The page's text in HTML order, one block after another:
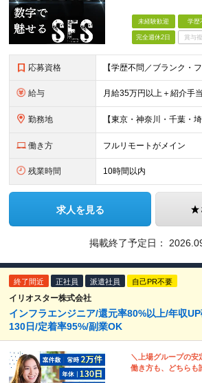
未経験歓迎 学歴
完全週休2日 賞与
応募資格
給与
勤務地
働き方 フルリモートがメイン
残業時間 10時間以内
求人を見る
掲載終了予定日：
終了間近 正社員 派遣社員 自己PR不要
イリオスター株式会社
インフラエンジニア/還元率80%以上/年収
130日/定着率95%/副業OK
＼上場グループの安
働き方も、どちらも